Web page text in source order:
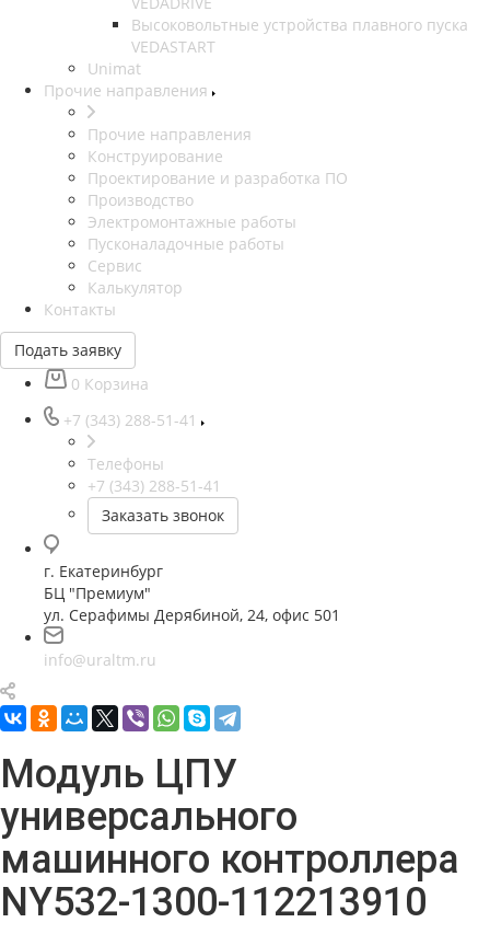
Высоковольтные устройства плавного пуска
VEDASTART
Unimat
Прочие направления
Прочие направления
Конструирование
Проектирование и разработка ПО
Производство
Электромонтажные работы
Пусконаладочные работы
Сервис
Калькулятор
Контакты
Подать заявку
0 Корзина
+7 (343) 288-51-41
Телефоны
+7 (343) 288-51-41
Заказать звонок
г. Екатеринбург
БЦ "Премиум"
ул. Серафимы Дерябиной, 24, офис 501
info@uraltm.ru
Модуль ЦПУ
универсального
машинного контроллера
NY532-1300-112213910